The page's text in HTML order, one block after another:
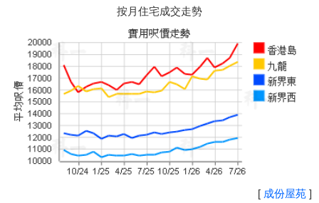
按月住宅成交走勢
[ 成份屋苑 ]